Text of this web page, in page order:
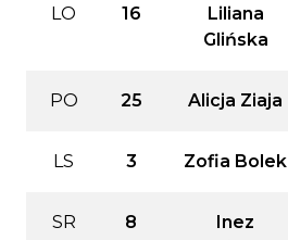
LO 16
Liliana
Glińska
PO 25 Alicja Ziaja
LS 3 Zofia Bolek
SR 8
Inez